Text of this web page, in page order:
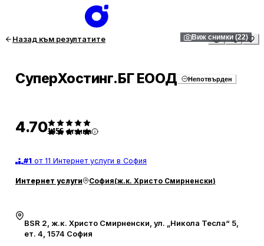
Назад към резултатите Виж снимки (22)
СуперХостинг.БГ ЕООД Непотвърден
4.701456 отзива
#1 от 11 Интернет услуги в София
Интернет услуги София(ж.к. Христо Смирненски)
BSR 2, ж.к. Христо Смирненски, ул. „Никола Тесла“ 5,
ет. 4, 1574 София